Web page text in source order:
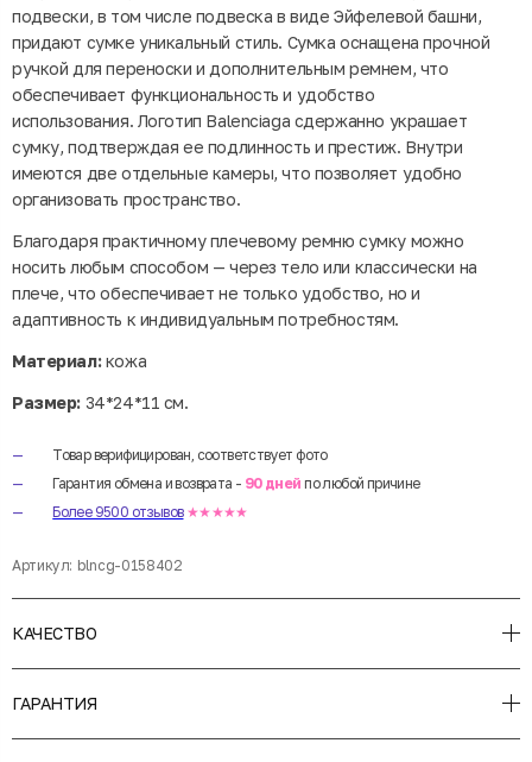
подвески, в том числе подвеска в виде Эйфелевой башни,
придают сумке уникальный стиль. Сумка оснащена прочной
ручкой для переноски и дополнительным ремнем, что
обеспечивает функциональность и удобство
использования. Логотип Balenciaga сдержанно украшает
сумку, подтверждая ее подлинность и престиж. Внутри
имеются две отдельные камеры, что позволяет удобно
организовать пространство.
Благодаря практичному плечевому ремню сумку можно
носить любым способом — через тело или классически на
плече, что обеспечивает не только удобство, но и
адаптивность к индивидуальным потребностям.
Материал:кожа
Размер: 34*24*11 см.
Товар верифицирован, соответствует фото
Гарантия обмена и возврата - 90 дней по любой причине
Более 9500 отзывов ★★★★★
Артикул: blncg-0158402
КАЧЕСТВО
ГАРАНТИЯ